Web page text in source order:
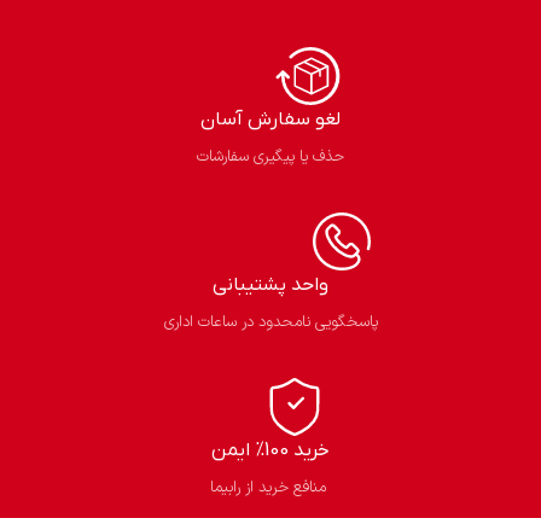
لغو سفارش آسان​
حذف یا پیگیری سفارشات
واحد پشتیبانی
پاسخگویی نامحدود در ساعات اداری
خرید 100% ایمن
منافع خرید از رابیما